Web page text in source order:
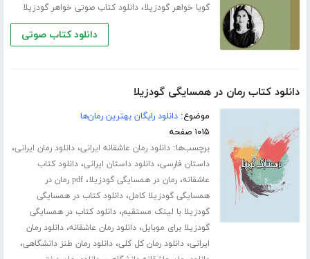
گویا خواهر گودزیلا،دانلود کتاب صوتی خواهر گودزیلا
دانلود کتاب صوتی
دانلود کتاب رمان در همسایگی گودزیلا
موضوع:دانلود رایگان بهترین رمان‌ها
۱۰۱۵ صفحه
برچسب‌ها:دانلود رمان عاشقانه ایرانی،دانلود رمان ایرانی،
داستان فارسی،دانلود داستان ایرانی،دانلود کتاب
عاشقانه،رمان در همسایگی گودزیلا،
pdf رمان در
همسایگی گودزیلا کامل،دانلود کتاب در همسایگی
گودزیلا با لینک مستقیم،دانلود کتاب در همسایگی
گودزیلا برای موبایل،دانلود رمان عاشقانه،دانلود رمان
ایرانی،دانلود رمان کل کلی،دانلود رمان طنز دانشگاهی،